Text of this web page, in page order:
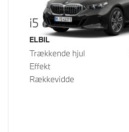
i5 eDrive40
Brændstof
ELBIL
Trækkende hjul
Effekt
Rækkevidde